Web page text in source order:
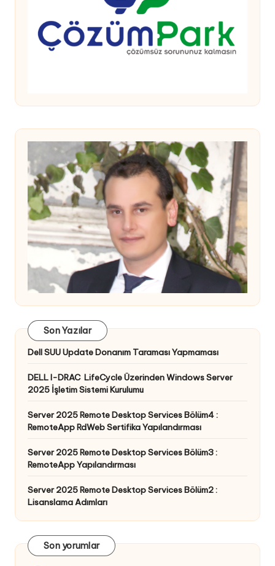
Son Yazılar
Dell SUU Update Donanım Taraması Yapmaması
DELL I-DRAC LifeCycle Üzerinden Windows Server
2025 İşletim Sistemi Kurulumu
Server 2025 Remote Desktop Services Bölüm4 :
RemoteApp RdWeb Sertifika Yapılandırması
Server 2025 Remote Desktop Services Bölüm3 :
RemoteApp Yapılandırması
Server 2025 Remote Desktop Services Bölüm2 :
Lisanslama Adımları
Son yorumlar